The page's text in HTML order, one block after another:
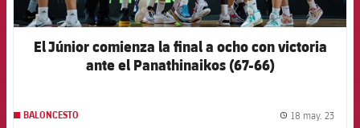
El Júnior comienza la final a ocho con victoria
ante el Panathinaikos (67-66)
BALONCESTO 18 may. 23